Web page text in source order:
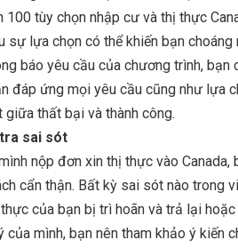
100 tùy chọn nhập cư và thị thực
sự lựa chọn có thể khiến bạn
báo yêu cầu của chương trình,
đáp ứng mọi yêu cầu cũng như lựa
giữa thất bại và thành công.
sai sót
nộp đơn xin thị thực vào
cẩn thận. Bất kỳ sai sót nào trong
của bạn bị trì hoãn và trả lại
của mình, bạn nên tham khảo ý kiến